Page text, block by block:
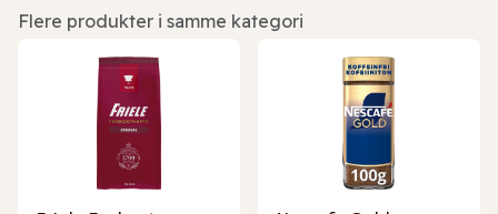
Flere produkter i samme kategori